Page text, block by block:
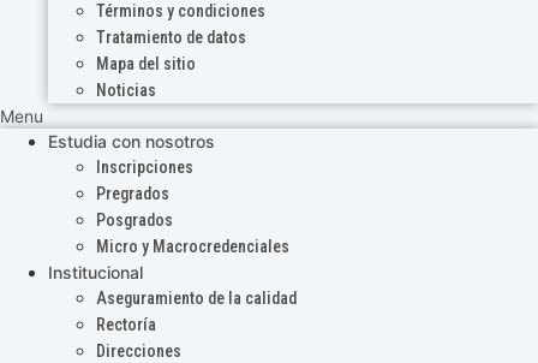
Términos y condiciones
Tratamiento de datos
Mapa del sitio
Noticias
Menu
Estudia con nosotros
Inscripciones
Pregrados
Posgrados
Micro y Macrocredenciales
Institucional
Aseguramiento de la calidad
Rectoría
Direcciones